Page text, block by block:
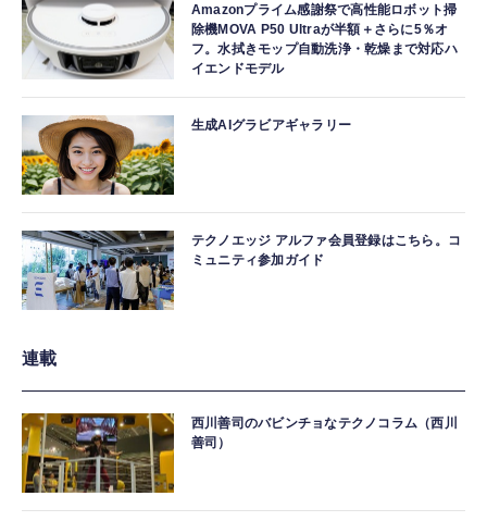
Amazonプライム感謝祭で高性能ロボット掃
除機MOVA P50 Ultraが半額＋さらに5％オ
フ。水拭きモップ自動洗浄・乾燥まで対応ハ
イエンドモデル
生成AIグラビアギャラリー
テクノエッジ アルファ会員登録はこちら。コ
ミュニティ参加ガイド
連載
西川善司のバビンチョなテクノコラム（西川
善司）